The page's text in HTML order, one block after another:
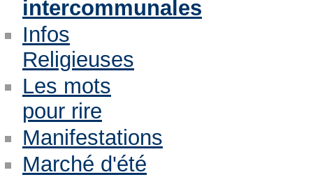
intercommunales
Infos
Religieuses
Les mots
pour rire
Manifestations
Marché d'été